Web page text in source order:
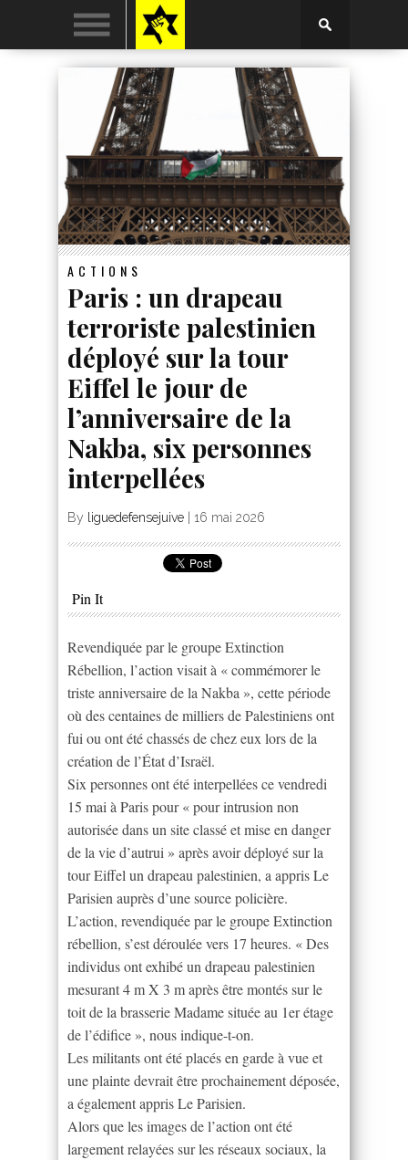
ACTIONS
Paris : un drapeau
terroriste palestinien
déployé sur la tour
Eiffel le jour de
l’anniversaire de la
Nakba, six personnes
interpellées
By liguedefensejuive 16 mai 2026
Pin It
Revendiquée par le groupe Extinction
Rébellion, l’action visait à « commémorer le
triste anniversaire de la Nakba », cette période
où des centaines de milliers de Palestiniens ont
fui ou ont été chassés de chez eux lors de la
création de l’État d’Israël.
Six personnes ont été interpellées ce vendredi
15 mai à Paris pour « pour intrusion non
autorisée dans un site classé et mise en danger
de la vie d’autrui » après avoir déployé sur la
tour Eiffel un drapeau palestinien, a appris Le
Parisien auprès d’une source policière.
L’action, revendiquée par le groupe Extinction
rébellion, s’est déroulée vers 17 heures. « Des
individus ont exhibé un drapeau palestinien
mesurant 4 m X 3 m après être montés sur le
toit de la brasserie Madame située au 1er étage
de l’édifice », nous indique-t-on.
Les militants ont été placés en garde à vue et
une plainte devrait être prochainement déposée,
a également appris Le Parisien.
Alors que les images de l’action ont été
largement relayées sur les réseaux sociaux, la